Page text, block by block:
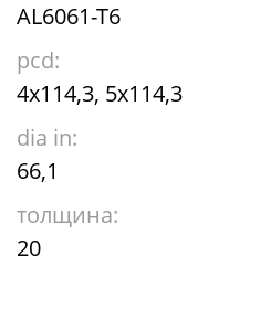
AL6061-T6
pcd:
4x114,3, 5x114,3
dia in:
66,1
толщина:
20